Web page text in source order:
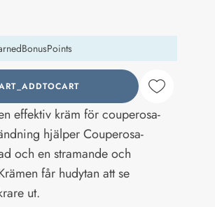
effektiv kräm för couperosa-
hjälper Couperosa-
och en stramande och
får hudytan att se
ut.